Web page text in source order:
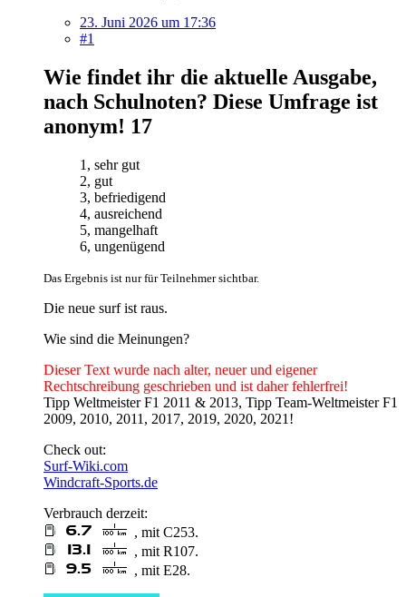
23. Juni 2026 um 17:36
#1
Wie findet ihr die aktuelle Ausgabe,
nach Schulnoten? Diese Umfrage ist
anonym! 17
1, sehr gut
2, gut
3, befriedigend
4, ausreichend
5, mangelhaft
6, ungenügend
Das Ergebnis ist nur für Teilnehmer sichtbar.
Die neue surf ist raus.
Wie sind die Meinungen?
Dieser Text wurde nach alter, neuer und eigener
Rechtschreibung geschrieben und ist daher fehlerfrei!
Tipp Weltmeister F1 2011 & 2013, Tipp Team-Weltmeister F1
2009, 2010, 2011, 2017, 2019, 2020, 2021!
Check out:
Surf-Wiki.com
Windcraft-Sports.de
Verbrauch derzeit:
, mit C253.
, mit R107.
, mit E28.